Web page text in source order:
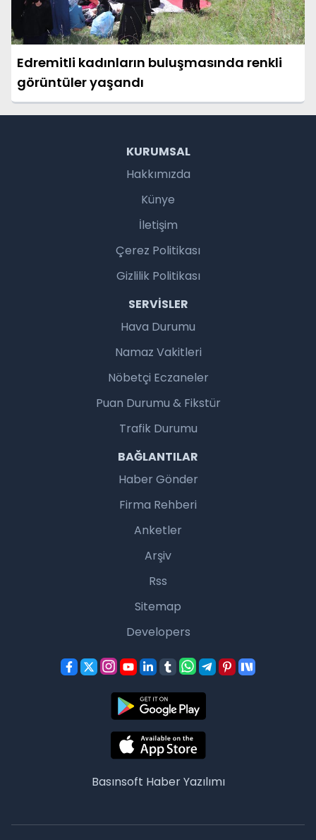
Edremitli kadınların buluşmasında renkli
görüntüler yaşandı
KURUMSAL
Hakkımızda
Künye
İletişim
Çerez Politikası
Gizlilik Politikası
SERVISLER
Hava Durumu
Namaz Vakitleri
Nöbetçi Eczaneler
Puan Durumu & Fikstür
Trafik Durumu
BAĞLANTILAR
Haber Gönder
Firma Rehberi
Anketler
Arşiv
Rss
Sitemap
Developers
Basınsoft Haber Yazılımı